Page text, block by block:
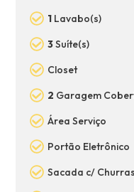
1 Lavabo(s)
3Suíte(s)
Closet
2 Garagem
Área Serviço
Portão Eletrônico
Sacada c/